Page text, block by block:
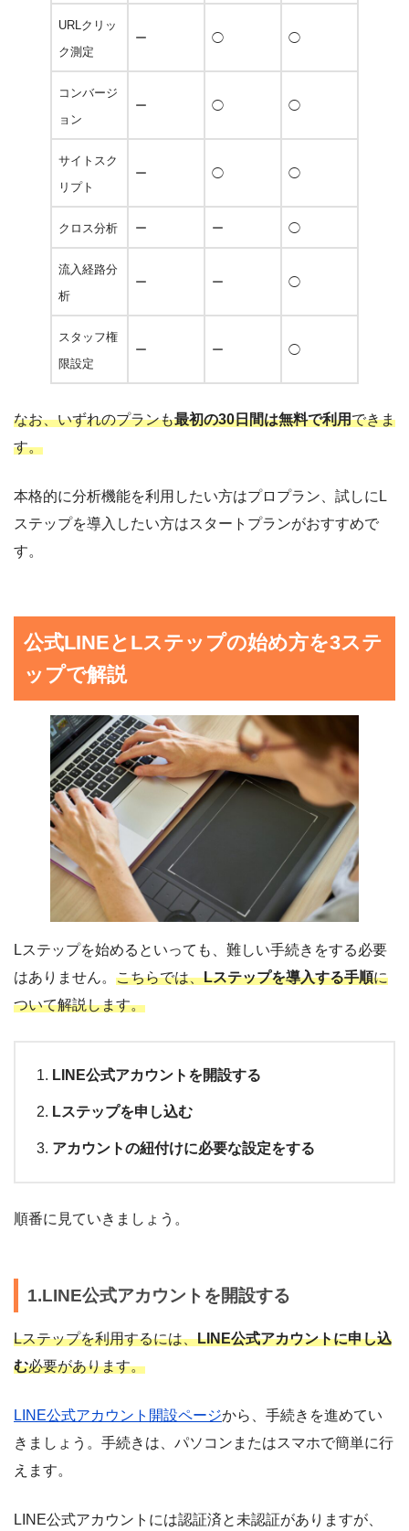
URLクリッ
ク測定
ー ◯ ◯
コンバージ
ョン
ー ◯ ◯
サイトスク
リプト
ー ◯ ◯
クロス分析 ー ー ◯
流入経路分
析
ー ー ◯
スタッフ権
限設定
ー ー ◯
なお、いずれのプランも最初の30日間は無料で利用できま
す。
本格的に分析機能を利用したい方はプロプラン、試しにL
ステップを導入したい方はスタートプランがおすすめで
す。
公式LINEとLステップの始め方を3ステ
ップで解説
Lステップを始めるといっても、難しい手続きをする必要
はありません。 こちらでは、Lステップを導入する手順に
ついて解説します。
LINE公式アカウントを開設する
Lステップを申し込む
アカウントの紐付けに必要な設定をする
順番に見ていきましょう。
1.LINE公式アカウントを開設する
Lステップを利用するには、LINE公式アカウントに申し込
む必要があります。
LINE公式アカウント開設ページから、手続きを進めてい
きましょう。手続きは、パソコンまたはスマホで簡単に行
えます。
LINE公式アカウントには認証済と未認証がありますが、